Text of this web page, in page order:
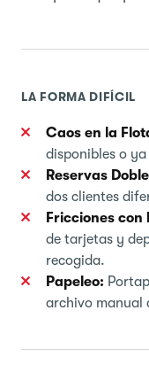
LA FORMA DIFÍCIL
Caos en la
disponibles o
Reservas
dos clientes
Fricciones con
de tarjetas y
recogida.
Papeleo:
archivo manual